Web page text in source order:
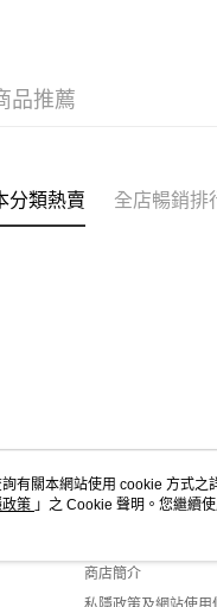
品推薦
分類熱賣 全店暢銷排
關於我們
商店簡介
有關本網站使用 cookie 方式
策 」之 Cookie 聲明。您繼續